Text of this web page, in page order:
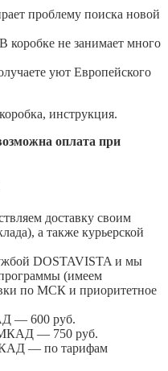
проблему поиска новой
коробке не занимает много
уют Европейского
инструкция.
оплата при
доставку своим
а также курьерской
DOSTAVISTA и мы
(имеем
по МСК и приоритетное
— 600 руб.
МКАД — 750 руб.
— по тарифам